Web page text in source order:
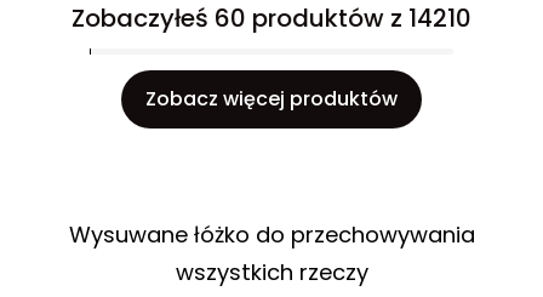
Zobaczyłeś 60 produktów z 14210
Zobacz więcej produktów
Wysuwane łóżko do przechowywania
wszystkich rzeczy